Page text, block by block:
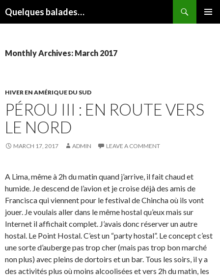
Quelques balades…
Monthly Archives: March 2017
HIVER EN AMÉRIQUE DU SUD
PÉROU III : EN ROUTE VERS
LE NORD
MARCH 17, 2017 ADMIN LEAVE A COMMENT
A Lima, même à 2h du matin quand j’arrive, il fait chaud et
humide. Je descend de l’avion et je croise déjà des amis de
Francisca qui viennent pour le festival de Chincha où ils vont
jouer. Je voulais aller dans le même hostal qu’eux mais sur
Internet il affichait complet. J’avais donc réserver un autre
hostal. Le Point Hostal. C’est un “party hostal”. Le concept c’est
une sorte d’auberge pas trop cher (mais pas trop bon marché
non plus) avec pleins de dortoirs et un bar. Tous les soirs, il y a
des activités plus où moins alcoolisées et vers 2h du matin, les